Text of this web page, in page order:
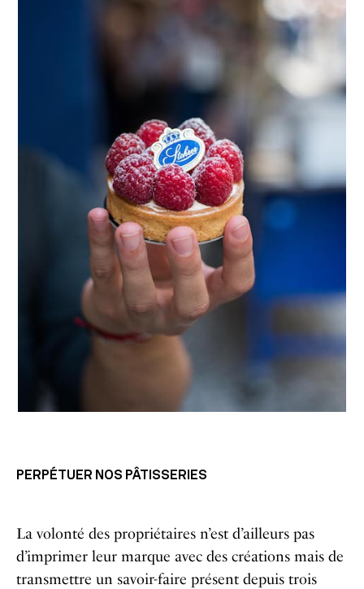
PERPÉTUER NOS PÂTISSERIES
La volonté des propriétaires n’est d’ailleurs pas
d’imprimer leur marque avec des créations mais de
transmettre un savoir-faire présent depuis trois